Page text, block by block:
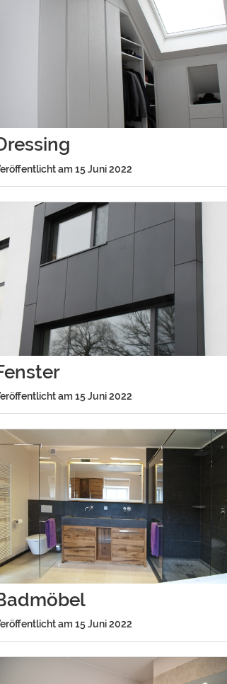
am 15 Juni 2022
am 15 Juni 2022
am 15 Juni 2022